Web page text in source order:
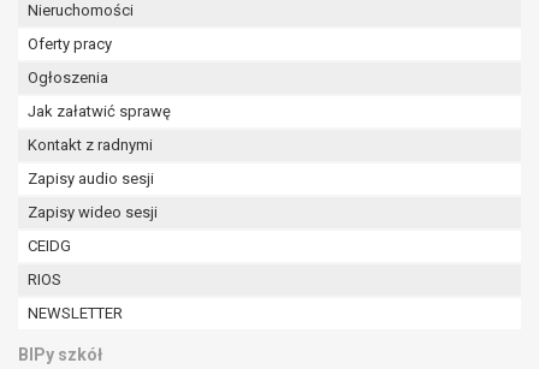
Nieruchomości
Oferty pracy
Ogłoszenia
Jak załatwić sprawę
Kontakt z radnymi
Zapisy audio sesji
Zapisy wideo sesji
CEIDG
RIOS
NEWSLETTER
BIPy szkół